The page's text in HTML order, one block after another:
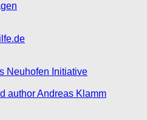
Neuhofen Initiative
author Andreas Klamm